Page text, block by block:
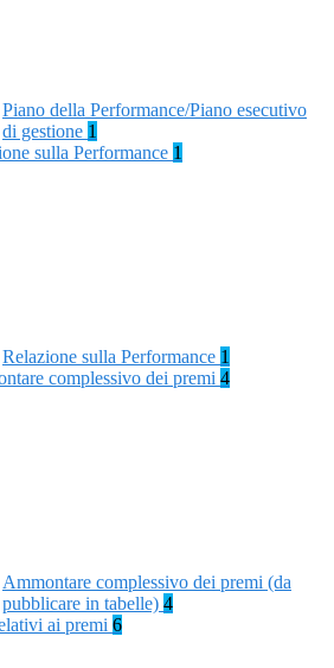
Piano della Performance/Piano esecutivo
di gestione 1
sulla Performance 1
Relazione sulla Performance 1
complessivo dei premi 4
Ammontare complessivo dei premi (da
pubblicare in tabelle) 4
ai premi 6